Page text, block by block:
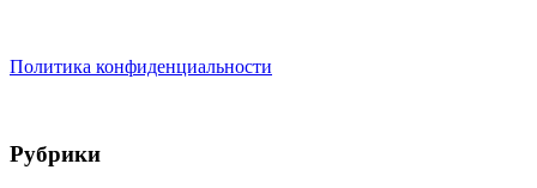
Политика конфиденциальности
Рубрики